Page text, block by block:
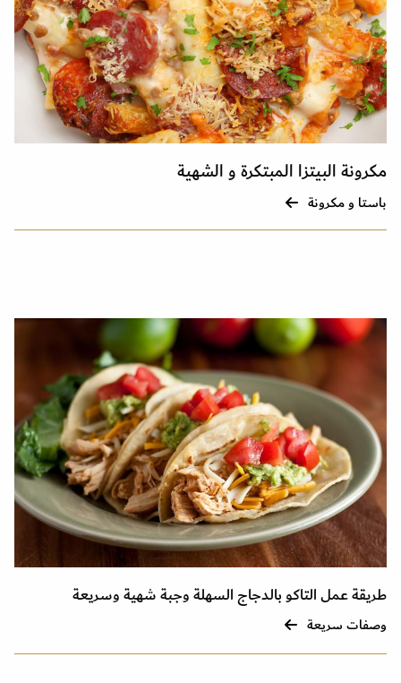
مكرونة البيتزا المبتكرة و الشهية
باستا و مكرونة
طريقة عمل التاكو بالدجاج السهلة وجبة شهية وسريعة
وصفات سريعة